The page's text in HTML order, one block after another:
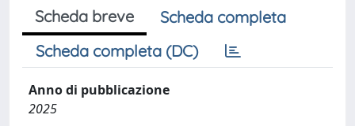
Scheda breve
Scheda completa
Scheda completa (DC)
Anno di pubblicazione
2025